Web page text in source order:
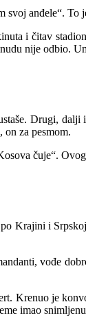
anđele“. To
i čitav
nije odbio.
Drugi,
za pesmom.
čuje“.
Krajini i
vođe
Krenuo je
imao